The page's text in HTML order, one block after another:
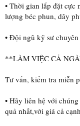
• Thời gian lắp đặt cực
lượng béc phun, dây
• Đội ngũ kỹ sư
**LÀM VIỆC CẢ
Tư vấn, kiểm tra miễn
• Hãy liên hệ với
quả nhất,với giá cả